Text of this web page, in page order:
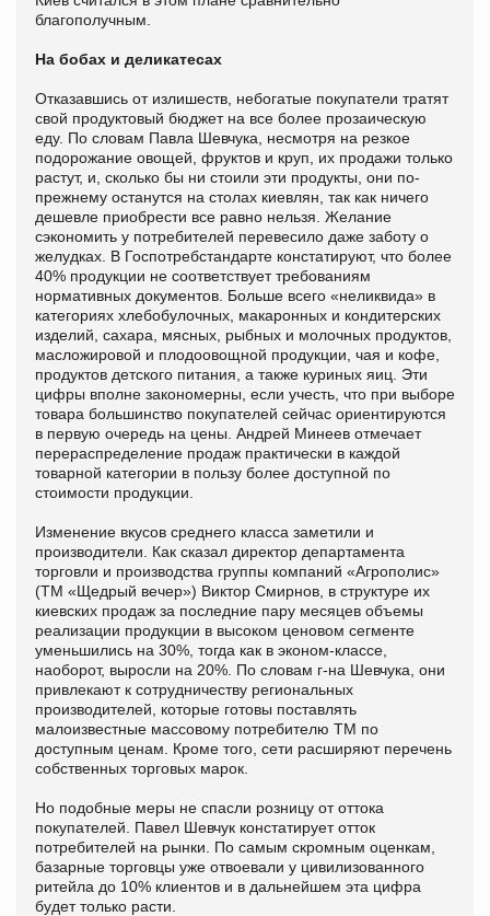
благополучным.
На бобах и деликатесах
Отказавшись от излишеств, небогатые покупатели тратят
свой продуктовый бюджет на все более прозаическую
еду. По словам Павла Шевчука, несмотря на резкое
подорожание овощей, фруктов и круп, их продажи только
растут, и, сколько бы ни стоили эти продукты, они по-
прежнему останутся на столах киевлян, так как ничего
дешевле приобрести все равно нельзя. Желание
сэкономить у потребителей перевесило даже заботу о
желудках. В Госпотребстандарте констатируют, что более
40% продукции не соответствует требованиям
нормативных документов. Больше всего «неликвида» в
категориях хлебобулочных, макаронных и кондитерских
изделий, сахара, мясных, рыбных и молочных продуктов,
масложировой и плодоовощной продукции, чая и кофе,
продуктов детского питания, а также куриных яиц. Эти
цифры вполне закономерны, если учесть, что при выборе
товара большинство покупателей сейчас ориентируются
в первую очередь на цены. Андрей Минеев отмечает
перераспределение продаж практически в каждой
товарной категории в пользу более доступной по
стоимости продукции.
Изменение вкусов среднего класса заметили и
производители. Как сказал директор департамента
торговли и производства группы компаний «Агрополис»
(ТМ «Щедрый вечер») Виктор Смирнов, в структуре их
киевских продаж за последние пару месяцев объемы
реализации продукции в высоком ценовом сегменте
уменьшились на 30%, тогда как в эконом-классе,
наоборот, выросли на 20%. По словам г-на Шевчука, они
привлекают к сотрудничеству региональных
производителей, которые готовы поставлять
малоизвестные массовому потребителю ТМ по
доступным ценам. Кроме того, сети расширяют перечень
собственных торговых марок.
Но подобные меры не спасли розницу от оттока
покупателей. Павел Шевчук констатирует отток
потребителей на рынки. По самым скромным оценкам,
базарные торговцы уже отвоевали у цивилизованного
ритейла до 10% клиентов и в дальнейшем эта цифра
будет только расти.